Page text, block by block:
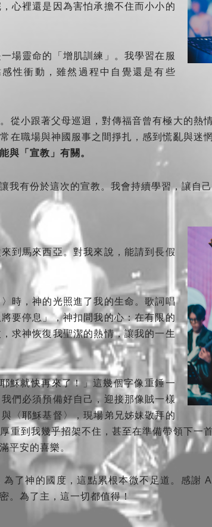
心裡還是因為害怕承擔不住而小小的
場靈命的「增肌訓練」。我學習在服
性衝動，雖然過程中自覺還是有些
從小跟著父母巡迴，對傳福音曾有極大的熱
在職場與神國服事之間掙扎，感到慌亂與迷
與「宣教」有關。
我有份於這次的宣教。我會持續學習，讓自
到馬來西亞。對我來說，能請到長假
時，神的光照進了我的生命。歌詞唱
要停息」，神扣問我的心：在有限的
求神恢復我聖潔的熱情，讓我的一生
穌就快再來了！」這幾個字像重錘一
們必須預備好自己，迎接那像賊一樣
〈耶穌基督〉，現場弟兄姊妹敬拜的
重到我幾乎招架不住，甚至在準備帶領下一
平安的喜樂。
了神的國度，這點累根本微不足道。感謝
。為了主，這一切都值得！